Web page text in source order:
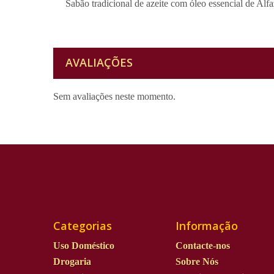
Sabão tradicional de azeite com óleo essencial de
AVALIAÇÕES
Sem avaliações neste momento.
Categorias
Uso Doméstico
Drogaria
Informação
Contacte-nos
Sobre Nós